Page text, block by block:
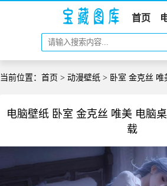
首页
当前位置： 首页 > 动漫壁纸 > 卧室 金克丝 唯
电脑壁纸 卧室 金克丝 唯美 电脑
载